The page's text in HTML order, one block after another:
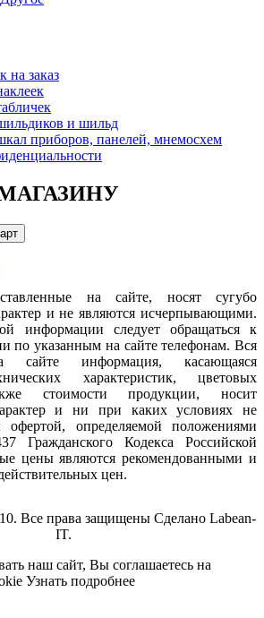
на заказ
и шильд
приборов, панелей, мнемосхем
на сайте, носят сугубо
и не являются исчерпывающими.
информации следует обращаться к
по указанным на сайте телефонам. Вся
сайте информация, касающаяся
характеристик, цветовых
стоимости продукции, носит
и ни при каких условиях не
офертой, определяемой положениями
Гражданского Кодекса Российской
цены являются рекомендованными и
цен.
Все права защищены Сделано Labean-
IT.
наш сайт, Вы соглашаетесь на
Узнать подробнее